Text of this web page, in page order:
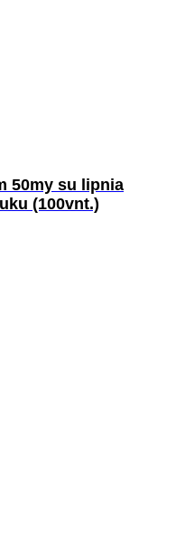
50my su lipnia
(100vnt.)